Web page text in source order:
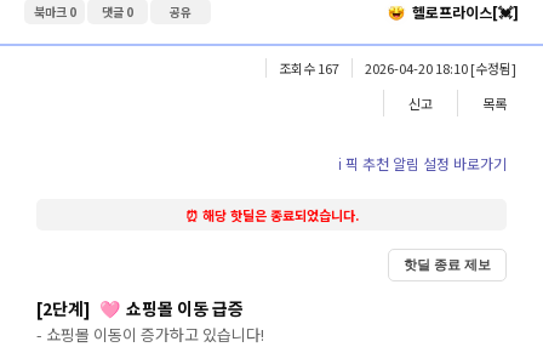
북마크 0 댓글 0 공유 헬로프라이스[💓]
조회수 167 2026-04-20 18:10[수정됨]
신고
목록
ℹ️ 픽 추천 알림 설정 바로가기
⏰ 해당 핫딜은 종료되었습니다.
핫딜 종료 제보
[2단계] 🩷 쇼핑몰 이동 급증
- 쇼핑몰 이동이 증가하고 있습니다!